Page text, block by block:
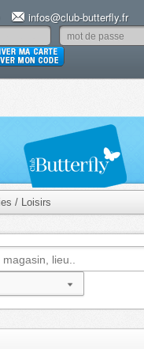
infos@club-butterfly.fr